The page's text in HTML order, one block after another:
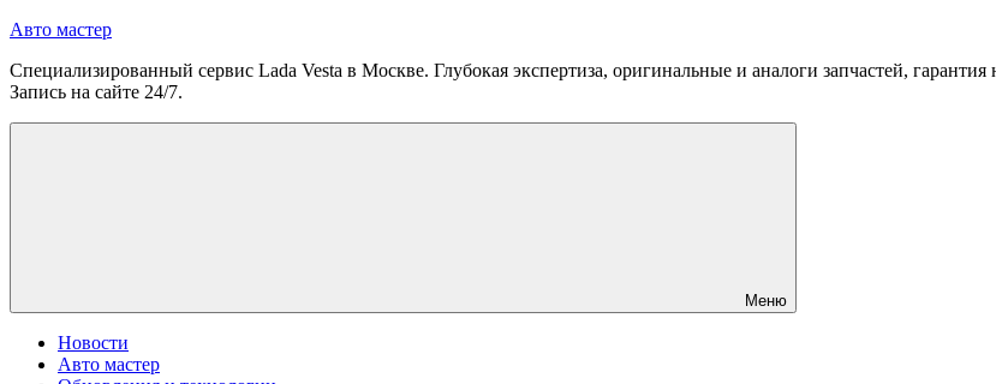
Перейти
содержимому
Авто мастер
Специализированный сервис Lada Vesta в Москве. Глубокая экспертиза, оригинальные и аналоги запчастей,
Запись на сайте 24/7.
Меню
Новости
Авто мастер